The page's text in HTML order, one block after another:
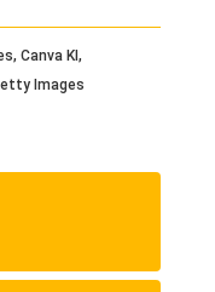
Canva KI,
Images